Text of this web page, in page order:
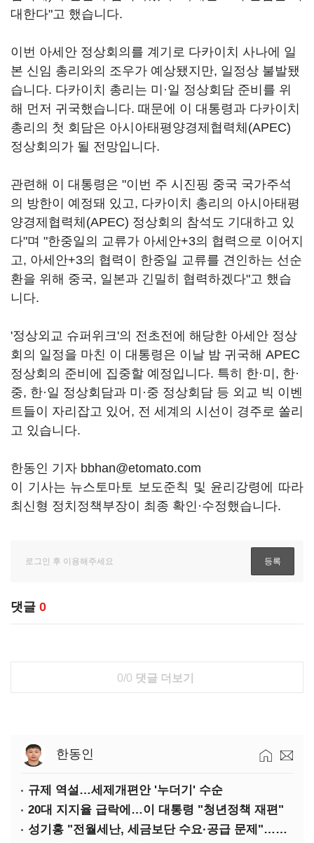
대한다"고 했습니다.
이번 아세안 정상회의를 계기로 다카이치 사나에 일
본 신임 총리와의 조우가 예상됐지만, 일정상 불발됐
습니다. 다카이치 총리는 미·일 정상회담 준비를 위
해 먼저 귀국했습니다. 때문에 이 대통령과 다카이치
총리의 첫 회담은 아시아태평양경제협력체(APEC)
정상회의가 될 전망입니다.
관련해 이 대통령은 "이번 주 시진핑 중국 국가주석
의 방한이 예정돼 있고, 다카이치 총리의 아시아태평
양경제협력체(APEC) 정상회의 참석도 기대하고 있
다"며 "한중일의 교류가 아세안+3의 협력으로 이어지
고, 아세안+3의 협력이 한중일 교류를 견인하는 선순
환을 위해 중국, 일본과 긴밀히 협력하겠다"고 했습
니다.
'정상외교 슈퍼위크'의 전초전에 해당한 아세안 정상
회의 일정을 마친 이 대통령은 이날 밤 귀국해 APEC
정상회의 준비에 집중할 예정입니다. 특히 한·미, 한·
중, 한·일 정상회담과 미·중 정상회담 등 외교 빅 이벤
트들이 자리잡고 있어, 전 세계의 시선이 경주로 쏠리
고 있습니다.
한동인 기자 bbhan@etomato.com
이 기사는 뉴스토마토 보도준칙 및 윤리강령에 따라
최신형 정치정책부장이 최종 확인·수정했습니다.
댓글 0
0/0 댓글 더보기
한동인
규제 역설…세제개편안 '누더기' 수순
20대 지지율 급락에…이 대통령 "청년정책 재편"
성기홍 "전월세난, 세금보단 수요·공급 문제"…닥공 시사